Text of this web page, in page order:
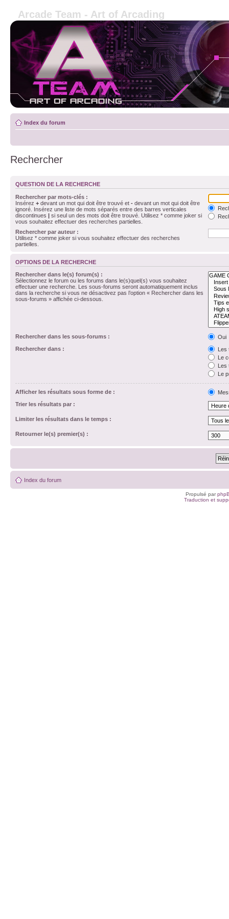
Arcade Team - Art of Arcading
Index du forum
Rechercher
QUESTION DE LA RECHERCHE
Rechercher par mots-clés :
Insérez + devant un mot qui doit être trouvé et - devant un mot qui doit être
ignoré. Insérez une liste de mots séparés entre des barres verticales
discontinues | si seul un des mots doit être trouvé. Utilisez * comme joker si
vous souhaitez effectuer des recherches partielles.
Rechercher par auteur :
Utilisez * comme joker si vous souhaitez effectuer des recherches
partielles.
OPTIONS DE LA RECHERCHE
Rechercher dans le(s) forum(s) :
Sélectionnez le forum ou les forums dans le(s)quel(s) vous souhaitez
effectuer une recherche. Les sous-forums seront automatiquement inclus
dans la recherche si vous ne désactivez pas l’option « Rechercher dans les
sous-forums » affichée ci-dessous.
Rechercher dans les sous-forums :
Oui
Rechercher dans :
Les
Le
Les
Le
Afficher les résultats sous forme de :
Trier les résultats par :
Limiter les résultats dans le temps :
Retourner le(s) premier(s) :
Index du forum
Propulsé par
Traduction et